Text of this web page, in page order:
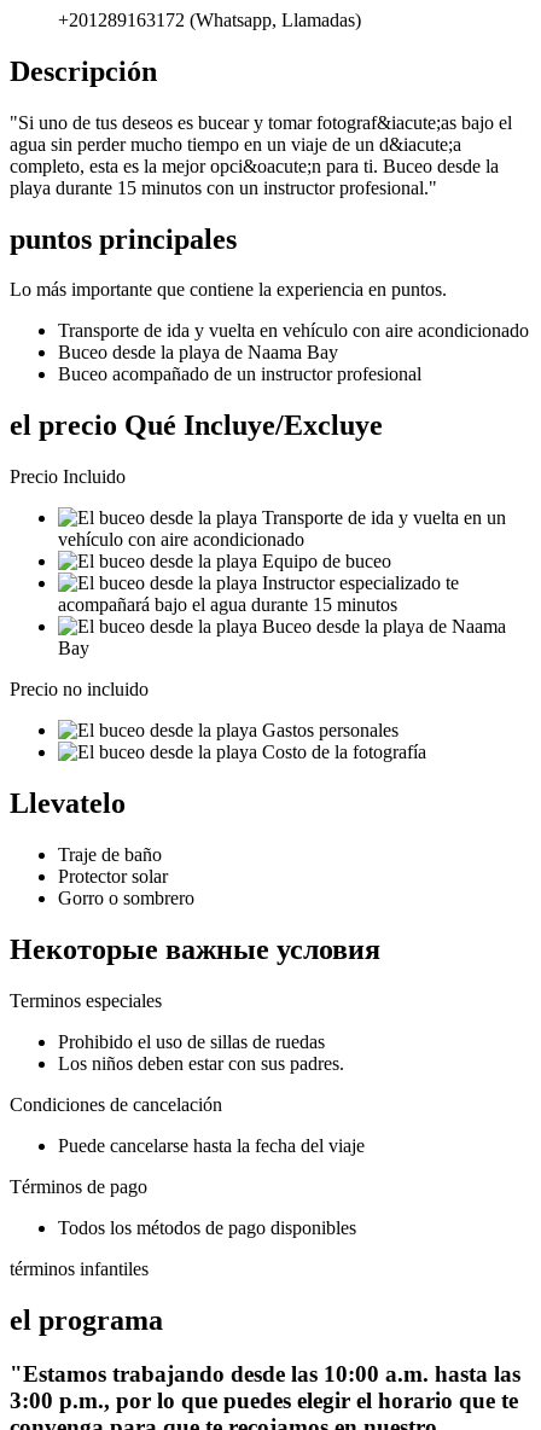
+201289163172 (Whatsapp, Llamadas)
Descripción
"Si uno de tus deseos es bucear y tomar fotograf&iacute;as bajo el
agua sin perder mucho tiempo en un viaje de un d&iacute;a
completo, esta es la mejor opci&oacute;n para ti. Buceo desde la
playa durante 15 minutos con un instructor profesional."
puntos principales
Lo más importante que contiene la experiencia en puntos.
Transporte de ida y vuelta en vehículo con aire acondicionado
Buceo desde la playa de Naama Bay
Buceo acompañado de un instructor profesional
el precio Qué Incluye/Excluye
Precio Incluido
Transporte de ida y vuelta en un
vehículo con aire acondicionado
Equipo de buceo
Instructor especializado te
acompañará bajo el agua durante 15 minutos
Buceo desde la playa de Naama
Bay
Precio no incluido
Gastos personales
Costo de la fotografía
Llevatelo
Traje de baño
Protector solar
Gorro o sombrero
Некоторые важные условия
Terminos especiales
Prohibido el uso de sillas de ruedas
Los niños deben estar con sus padres.
Condiciones de cancelación
Puede cancelarse hasta la fecha del viaje
Términos de pago
Todos los métodos de pago disponibles
términos infantiles
el programa
"Estamos trabajando desde las 10:00 a.m. hasta las
3:00 p.m., por lo que puedes elegir el horario que te